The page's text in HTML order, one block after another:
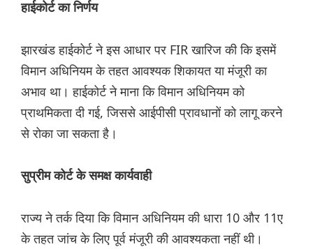
हाईकोर्ट का निर्णय
झारखंड हाईकोर्ट ने इस आधार पर FIR खारिज की कि इसमें
विमान अधिनियम के तहत आवश्यक शिकायत या मंजूरी का
अभाव था। हाईकोर्ट ने माना कि विमान अधिनियम को
प्राथमिकता दी गई, जिससे आईपीसी प्रावधानों को लागू करने
से रोका जा सकता है।
सुप्रीम कोर्ट के समक्ष कार्यवाही
राज्य ने तर्क दिया कि विमान अधिनियम की धारा 10 और 11ए
के तहत जांच के लिए पूर्व मंजूरी की आवश्यकता नहीं थी।